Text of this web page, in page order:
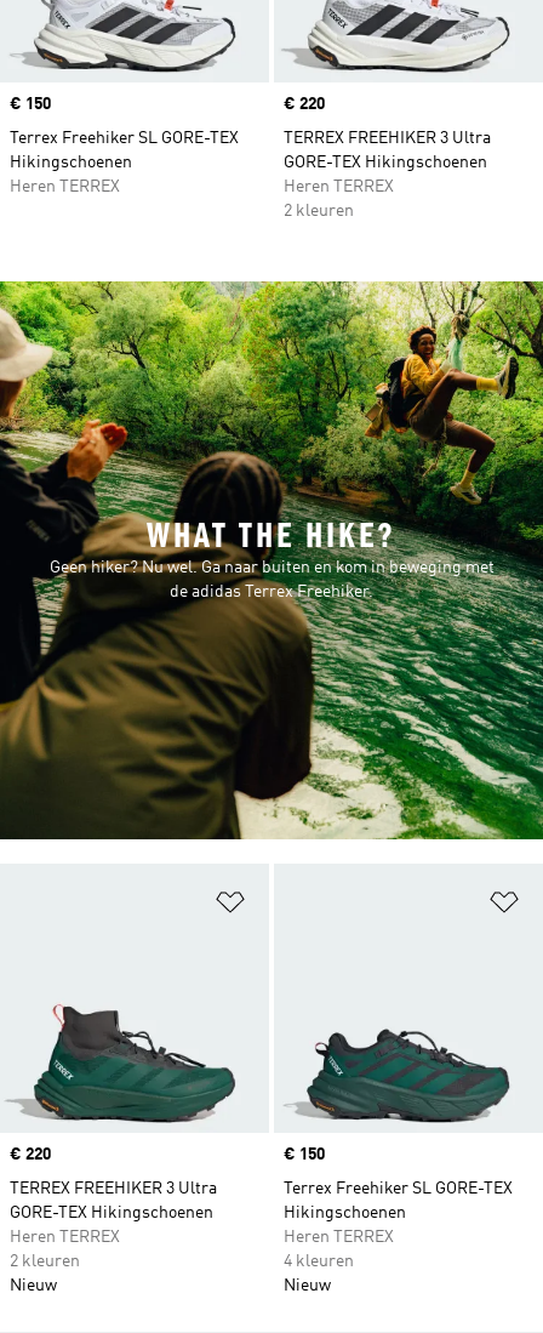
Price
€ 150
Terrex Freehiker SL GORE-TEX
Hikingschoenen
Heren TERREX
Price
€ 220
TERREX FREEHIKER 3 Ultra
GORE-TEX Hikingschoenen
Heren TERREX
2 kleuren
Price
€ 220
TERREX FREEHIKER 3 Ultra
GORE-TEX Hikingschoenen
Heren TERREX
2 kleuren
Nieuw
Price
€ 150
Terrex Freehiker SL GORE-TEX
Hikingschoenen
Heren TERREX
4 kleuren
Nieuw
WHAT THE HIKE?
Geen hiker? Nu wel. Ga naar buiten en kom in beweging met
de adidas Terrex Freehiker.